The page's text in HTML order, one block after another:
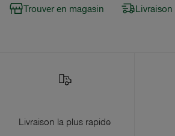
Trouver en magasin
Livraison la plus rapide